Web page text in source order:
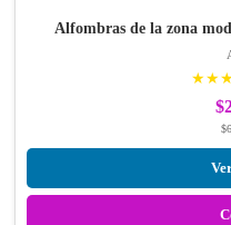
Alfombras de la zona